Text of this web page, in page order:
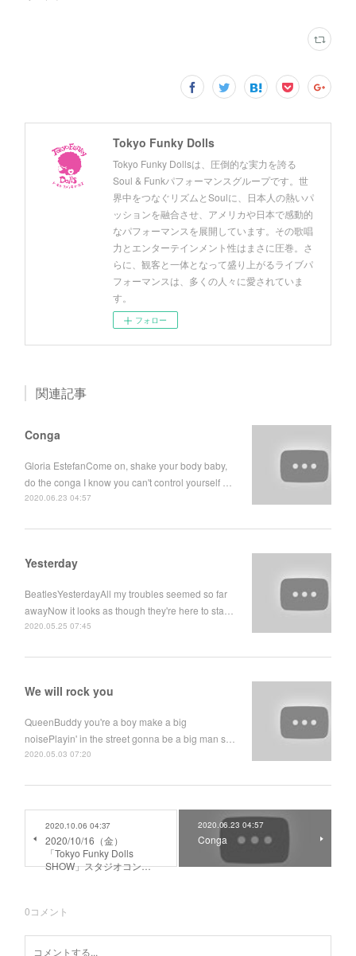
Tokyo Funky Dolls
Tokyo Funky Dollsは、圧倒的な実力を誇る
Soul & Funkパフォーマンスグループです。世
界中をつなぐリズムとSoulに、日本人の熱いパ
ッションを融合させ、アメリカや日本で感動的
なパフォーマンスを展開しています。その歌唱
力とエンターテインメント性はまさに圧巻。さ
らに、観客と一体となって盛り上がるライブパ
フォーマンスは、多くの人々に愛されていま
す。
フォロー
関連記事
Conga
Gloria EstefanCome on, shake your body baby,
do the conga I know you can't control yourself …
2020.06.23 04:57
Yesterday
BeatlesYesterdayAll my troubles seemed so far
awayNow it looks as though they're here to sta…
2020.05.25 07:45
We will rock you
QueenBuddy you're a boy make a big
noisePlayin' in the street gonna be a big man s…
2020.05.03 07:20
2020.10.06 04:37
2020/10/16（金）
「Tokyo Funky Dolls
SHOW」スタジオコン…
2020.06.23 04:57
Conga
0コメント